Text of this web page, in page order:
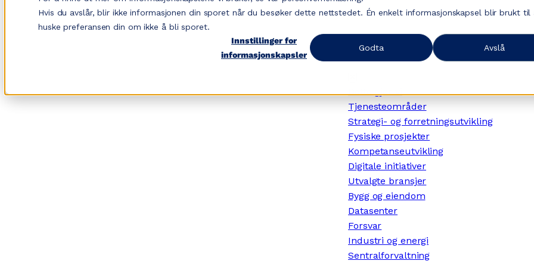
Hvis du avslår, blir ikke informasjonen din sporet når du besøker dette nettstedet. Én enkelt informasjonskapsel blir brukt til
huske preferansen din om ikke å bli sporet.
Innstillinger for
informasjonskapsler
Godta Avslå
Dette gjør vi
Tjenesteområder
Strategi- og forretningsutvikling
Fysiske prosjekter
Kompetanseutvikling
Digitale initiativer
Utvalgte bransjer
Bygg og eiendom
Datasenter
Forsvar
Industri og energi
Sentralforvaltning